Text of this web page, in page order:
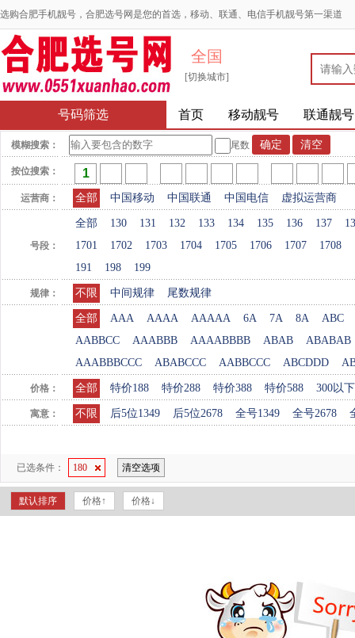
选购合肥手机靓号，合肥选号网是您的首选，移动、联通、电信手机靓号第一渠道
全国
[切换城市]
号码筛选 首页 移动靓号 联通靓号
模糊搜索： 尾数
按位搜索：
运营商： 全部 中国移动 中国联通 中国电信 虚拟运营商
号段：
全部 130 131 132 133 134 135 136 137
1701
1702 1703 1704 1705 1706 1707 1708
191
198 199
规律： 不限 中间规律 尾数规律
全部 AAA AAAA AAAAA 6A 7A 8A
ABC
AABBCC
AAABBB AAAABBBB ABAB
ABABAB
AAABBBCCC
ABABCCC AABBCCC ABCDDD
价格： 全部 特价188 特价288 特价388 特价588 300以下
寓意： 不限 后5位1349 后5位2678 全号1349 全号2678
已选条件： 180 清空选项
默认排序 价格↑ 价格↓